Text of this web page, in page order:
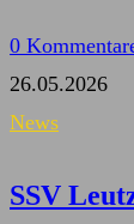
0
26.05.2026
News
SSV